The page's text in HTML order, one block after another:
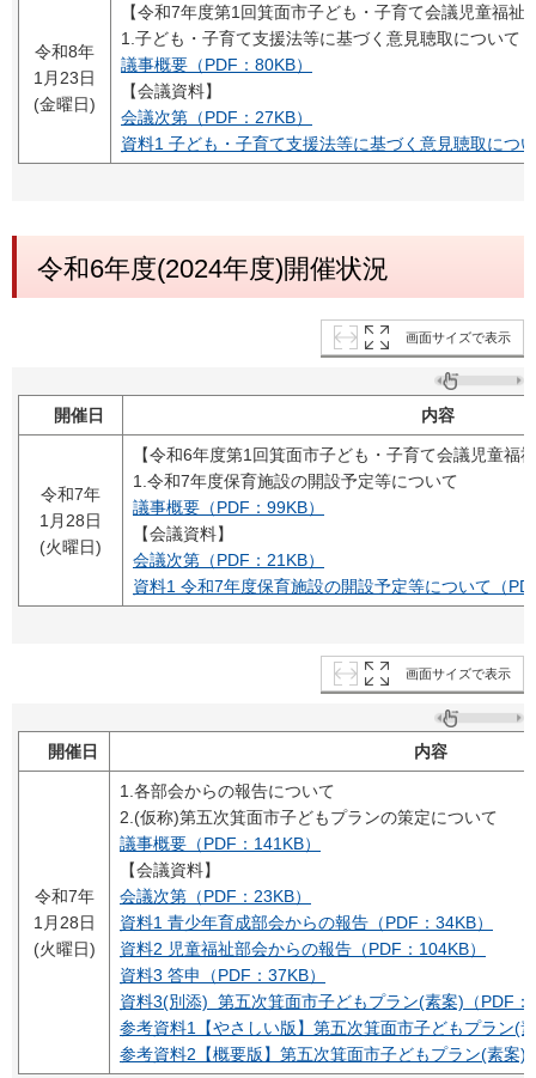
令和8年
1月23日
(金曜日)
【令和7年度第1回箕面市子ども・子育て会議児童福祉
1.子ども・子育て支援法等に基づく意見聴取について
議事概要（PDF：80KB）
【会議資料】
会議次第（PDF：27KB）
資料1 子ども・子育て支援法等に基づく意見聴取につ
令和6年度(2024年度)開催状況
画面サイズで表示
開催日 内容
令和7年
1月28日
(火曜日)
【令和6年度第1回箕面市子ども・子育て会議児童福
1.令和7年度保育施設の開設予定等について
議事概要（PDF：99KB）
【会議資料】
会議次第（PDF：21KB）
資料1 令和7年度保育施設の開設予定等について（
画面サイズで表示
開催日 内容
令和7年
1月28日
(火曜日)
1.各部会からの報告について
2.(仮称)第五次箕面市子どもプランの策定について
議事概要（PDF：141KB）
【会議資料】
会議次第（PDF：23KB）
資料1 青少年育成部会からの報告（PDF：34KB）
資料2 児童福祉部会からの報告（PDF：104KB）
資料3 答申（PDF：37KB）
資料3(別添) 第五次箕面市子どもプラン(素案)（PDF：
参考資料1【やさしい版】第五次箕面市子どもプラン(
参考資料2【概要版】第五次箕面市子どもプラン(素案)